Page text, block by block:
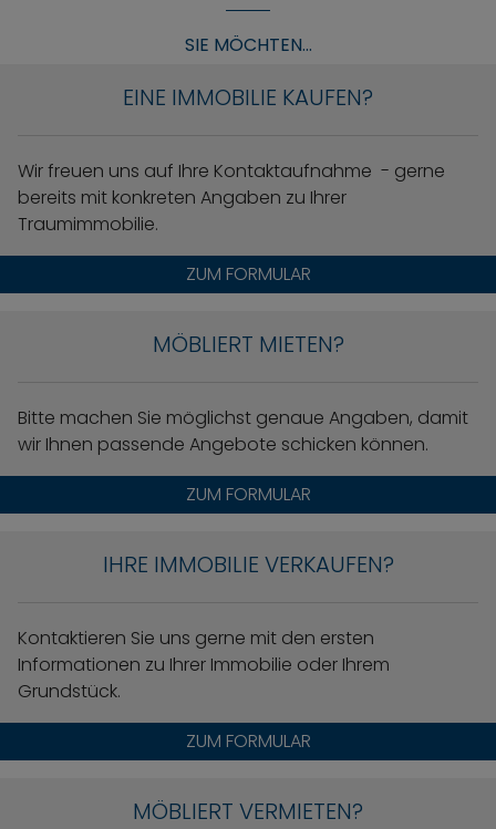
SIE MÖCHTEN...
EINE IMMOBILIE KAUFEN?
Wir freuen uns auf Ihre Kontaktaufnahme - gerne
bereits mit konkreten Angaben zu Ihrer
Traumimmobilie.
ZUM FORMULAR
MÖBLIERT MIETEN?
Bitte machen Sie möglichst genaue Angaben, damit
wir Ihnen passende Angebote schicken können.
ZUM FORMULAR
IHRE IMMOBILIE VERKAUFEN?
Kontaktieren Sie uns gerne mit den ersten
Informationen zu Ihrer Immobilie oder Ihrem
Grundstück.
ZUM FORMULAR
MÖBLIERT VERMIETEN?